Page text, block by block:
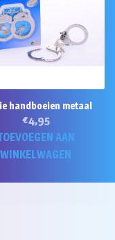
handboeien metaal
€4,95
AAN
WINKELWAGEN